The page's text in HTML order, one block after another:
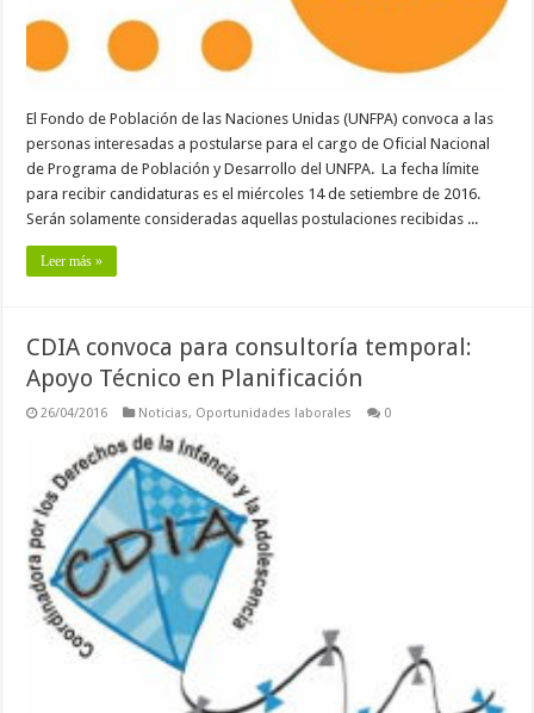
El Fondo de Población de las Naciones Unidas (UNFPA) convoca a las
personas interesadas a postularse para el cargo de Oficial Nacional
de Programa de Población y Desarrollo del UNFPA. La fecha límite
para recibir candidaturas es el miércoles 14 de setiembre de 2016.
Serán solamente consideradas aquellas postulaciones recibidas ...
Leer más »
CDIA convoca para consultoría temporal:
Apoyo Técnico en Planificación
26/04/2016 Noticias, Oportunidades laborales 0